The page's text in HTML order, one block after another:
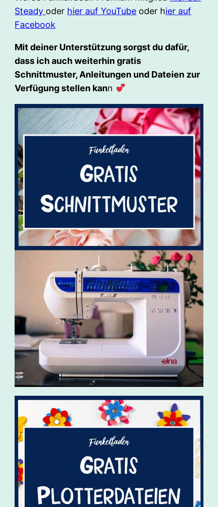
Steady oder hier auf YouTube oder hier auf
Facebook
Mit deiner Unterstützung sorgst du dafür,
dass ich auch weiterhin gratis
Schnittmuster, Anleitungen und Dateien zur
Verfügung stellen kann